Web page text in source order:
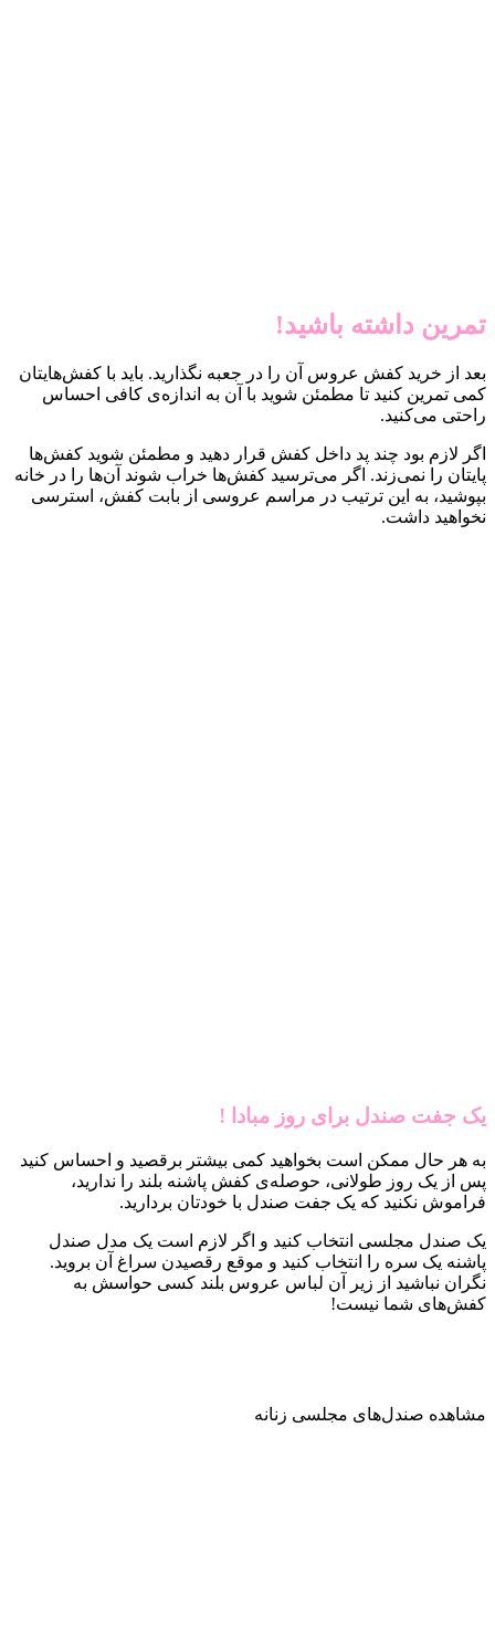
تمرین داشته باشید!
بعد از خرید کفش عروس آن را در جعبه نگذارید. باید با کفش‌هایتان
کمی تمرین کنید تا مطمئن شوید با آن به اندازه‌ی کافی احساس
راحتی می‌کنید.
اگر لازم بود چند پد داخل کفش قرار دهید و مطمئن شوید کفش‌ها
پایتان را نمی‌زند. اگر می‌ترسید کفش‌ها خراب شوند آن‌ها را در خانه
بپوشید، به این ترتیب در مراسم عروسی از بابت کفش، استرسی
نخواهید داشت.
یک جفت صندل برای روز مبادا !
به هر حال ممکن است بخواهید کمی بیشتر برقصید و احساس کنید
پس از یک روز طولانی، حوصله‌ی کفش پاشنه بلند را ندارید،
فراموش نکنید که یک جفت صندل با خودتان بردارید.
یک صندل مجلسی انتخاب کنید و اگر لازم است یک مدل صندل
پاشنه یک سره را انتخاب کنید و موقع رقصیدن سراغ آن بروید.
نگران نباشید از زیر آن لباس عروس بلند کسی حواسش به
کفش‌های شما نیست!
مشاهده صندل‌های مجلسی زنانه